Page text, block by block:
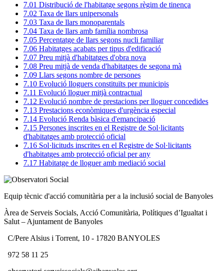
7.01 Distribució de l'habitatge segons règim de tinença
7.02 Taxa de llars unipersonals
7.03 Taxa de llars monoparentals
7.04 Taxa de llars amb família nombrosa
7.05 Percentatge de llars segons nucli familiar
7.06 Habitatges acabats per tipus d'edificació
7.07 Preu mitjà d'habitatges d'obra nova
7.08 Preu mitjà de venda d'habitatges de segona mà
7.09 Llars segons nombre de persones
7.10 Evolució lloguers constituïts per municipis
7.11 Evolució lloguer mitjà contractual
7.12 Evolució nombre de prestacions per lloguer concedides
7.13 Prestacions econòmiques d'urgència especial
7.14 Evolució Renda bàsica d'emancipació
7.15 Persones inscrites en el Registre de Sol·licitants
d'habitatges amb protecció oficial
7.16 Sol·licituds inscrites en el Registre de Sol·licitants
d'habitatges amb protecció oficial per any
7.17 Habitatge de lloguer amb mediació social
Equip tècnic d'acció comunitària per a la inclusió social de Banyoles
Àrea de Serveis Socials, Acció Comunitària, Polítiques d’Igualtat i
Salut – Ajuntament de Banyoles
C/Pere Alsius i Torrent, 10 - 17820 BANYOLES
972 58 11 25